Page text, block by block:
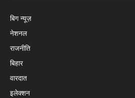
बिग न्यूज़
नेशनल
राजनीति
बिहार
वारदात
इलेक्शन